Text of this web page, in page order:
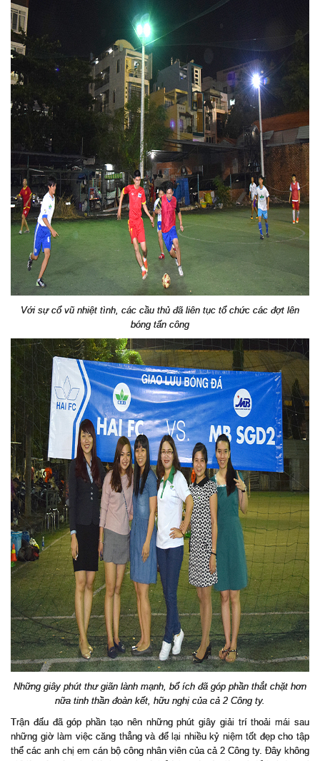
Với sự cổ vũ nhiệt tình, các cầu thủ đã liên tục tổ chức các đợt lên
bóng tấn công
Những giây phút thư giãn lành mạnh, bổ ích đã góp phần thắt chặt hơn
nữa tinh thần đoàn kết, hữu nghị của cả 2 Công ty.
Trận đấu đã góp phần tạo nên những phút giây giải trí thoải mái sau
những giờ làm việc căng thẳng và để lại nhiều kỷ niệm tốt đẹp cho tập
thể các anh chị em cán bộ công nhân viên của cả 2 Công ty. Đây không